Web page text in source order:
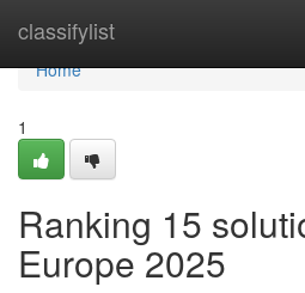
classifylist
Home
Home
1
Ranking 15
Europe 2025